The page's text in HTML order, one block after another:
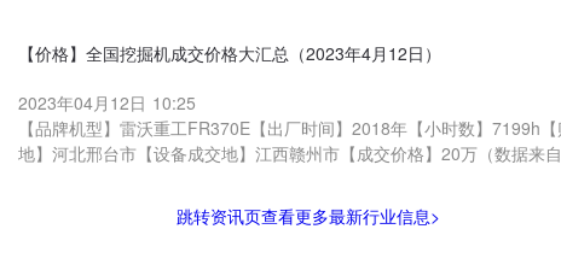
【价格】全国挖掘机成交价格大汇总（2023年4月12日）
2023年04月12日 10:25
【品牌机型】雷沃重工FR370E【出厂时间】2018年【小时数】7199h
地】河北邢台市【设备成交地】江西赣州市【成交价格】20万（数据来
跳转资讯页查看更多最新行业信息>